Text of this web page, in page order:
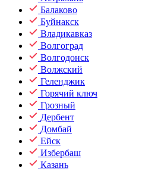
Балаково
Буйнакск
Владикавказ
Волгоград
Волгодонск
Волжский
Геленджик
Горячий ключ
Грозный
Дербент
Домбай
Ейск
Избербаш
Казань